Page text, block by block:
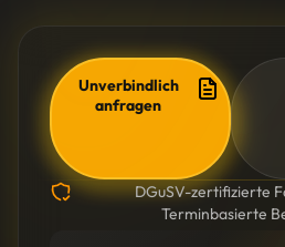
Unverbindlich
anfragen
DGuSV-zertifizierte
Terminbasierte